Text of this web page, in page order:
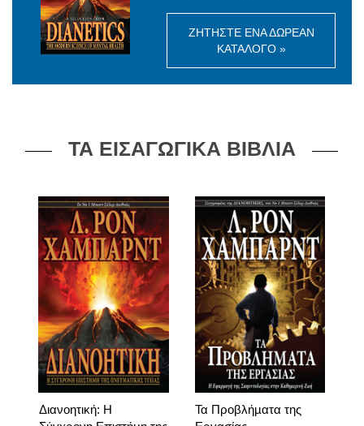
ΖΗΤΉΣΤΕ ΈΝΑ ΔΩΡΕΆΝ
ΚΑΤΆΛΟΓΟ »
ΤΑ ΕΙΣΑΓΩΓΙΚΑ ΒΙΒΛΙΑ
Διανοητική: Η
Τα Προβλήµατα της